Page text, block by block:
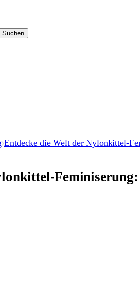
Entdecke die Welt der Nylonkittel-